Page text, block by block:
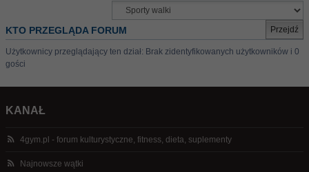
KTO PRZEGLĄDA FORUM
Użytkownicy przeglądający ten dział: Brak zidentyfikowanych użytkowników i 0
gości
KANAŁ
4gym.pl - forum kulturystyczne, fitness, dieta, suplementy
Najnowsze wątki